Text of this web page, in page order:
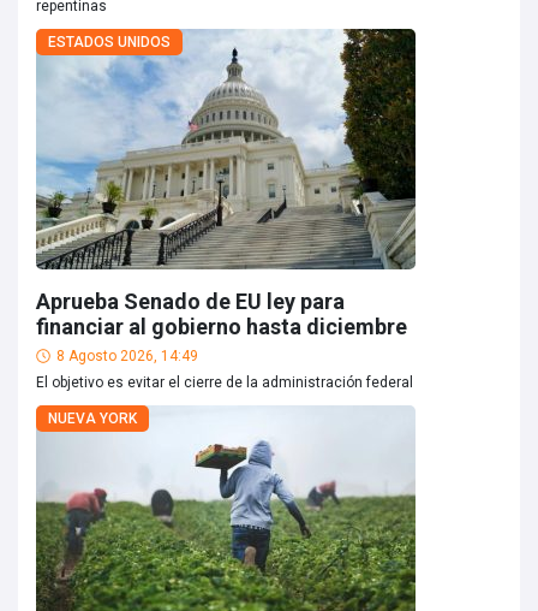
repentinas
ESTADOS UNIDOS
Aprueba Senado de EU ley para
financiar al gobierno hasta diciembre
8 Agosto 2026, 14:49
El objetivo es evitar el cierre de la administración federal
NUEVA YORK